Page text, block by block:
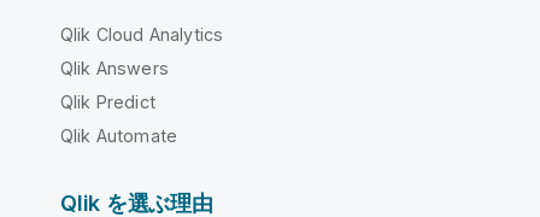
Qlik Cloud Analytics
Qlik Answers
Qlik Predict
Qlik Automate
Qlik を選ぶ理由